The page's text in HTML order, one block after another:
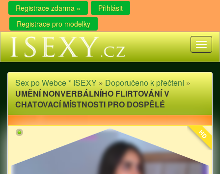
Registrace zdarma »
Přihlásit
Registrace pro modelky
Sex po Webce * ISEXY » Doporučeno k přečtení»
UMĚNÍ NONVERBÁLNÍHO FLIRTOVÁNÍ V
CHATOVACÍ MÍSTNOSTI PRO DOSPĚLÉ
HD